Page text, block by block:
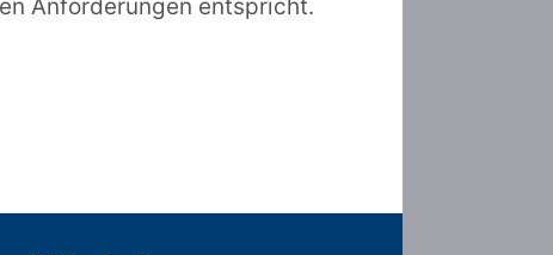
Anforderungen entspricht.